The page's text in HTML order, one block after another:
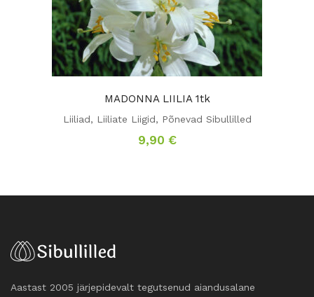
MADONNA LIILIA 1tk
Liiliad, Liiliate Liigid, Põnevad Sibullilled
9,90 €
Aastast 2005 järjepidevalt tegutsenud aiandusalane